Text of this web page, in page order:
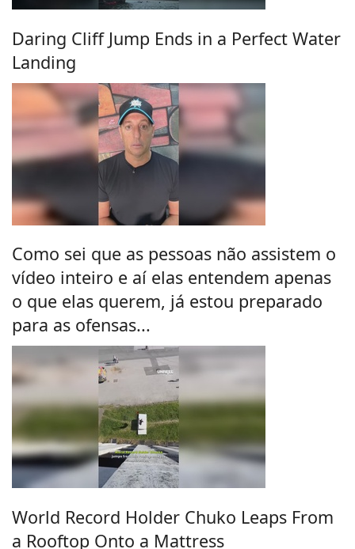
Daring Cliff Jump Ends in a Perfect Water
Landing
Como sei que as pessoas não assistem o
vídeo inteiro e aí elas entendem apenas
o que elas querem, já estou preparado
para as ofensas...
World Record Holder Chuko Leaps From
a Rooftop Onto a Mattress